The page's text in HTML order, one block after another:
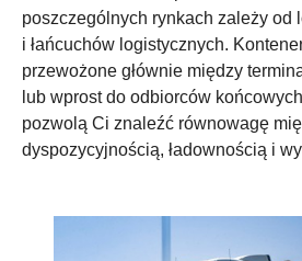
poszczególnych rynkach zależy od
i łańcuchów logistycznych.
przewożone głównie między
lub wprost do odbiorców
pozwolą Ci znaleźć równowagę
dyspozycyjnością, ładownością i